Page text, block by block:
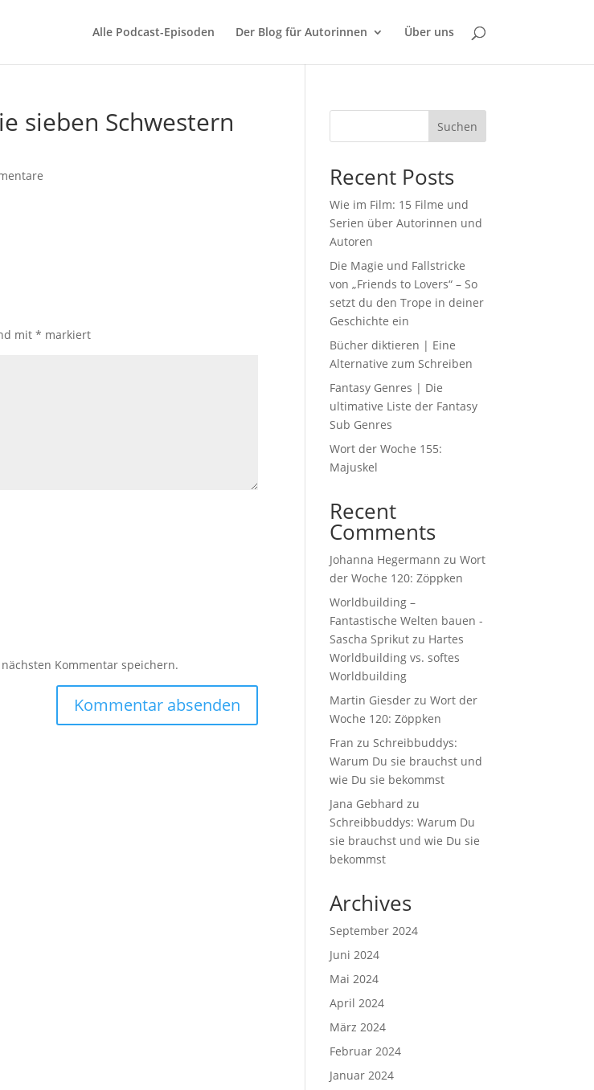
Alle Podcast-Episoden Der Blog für Autorinnen Über uns
sieben Schwestern
mit* markiert
Kommentar speichern.
Suchen
Recent Posts
Wie im Film: 15 Filme und
Serien über Autorinnen und
Autoren
Die Magie und Fallstricke
von „Friends to Lovers“ – So
setzt du den Trope in deiner
Geschichte ein
Bücher diktieren | Eine
Alternative zum Schreiben
Fantasy Genres | Die
ultimative Liste der Fantasy
Sub Genres
Wort der Woche 155:
Majuskel
Recent
Comments
Johanna Hegermann zuWort
der Woche 120: Zöppken
Worldbuilding –
Fantastische Welten bauen -
Sascha Sprikut zu Hartes
Worldbuilding vs. softes
Worldbuilding
Martin Giesder zuWort der
Woche 120: Zöppken
Fran zuSchreibbuddys:
Warum Du sie brauchst und
wie Du sie bekommst
Jana Gebhard zu
Schreibbuddys: Warum Du
sie brauchst und wie Du sie
bekommst
Archives
September 2024
Juni 2024
Mai 2024
April 2024
März 2024
Februar 2024
Januar 2024